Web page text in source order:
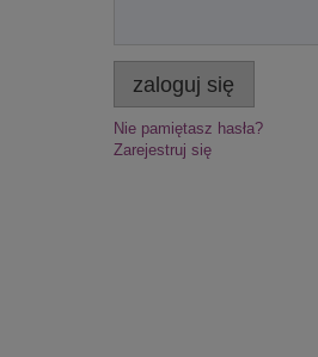
zaloguj się
Nie pamiętasz hasła?
Zarejestruj się